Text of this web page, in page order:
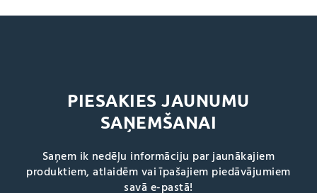
PIESAKIES JAUNUMU
SAŅEMŠANAI
Saņem ik nedēļu informāciju par jaunākajiem
produktiem, atlaidēm vai īpašajiem piedāvājumiem
savā e-pastā!